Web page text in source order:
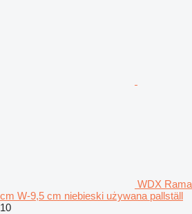
WDX
cm W-9,5 cm niebieski używana pallställ
10